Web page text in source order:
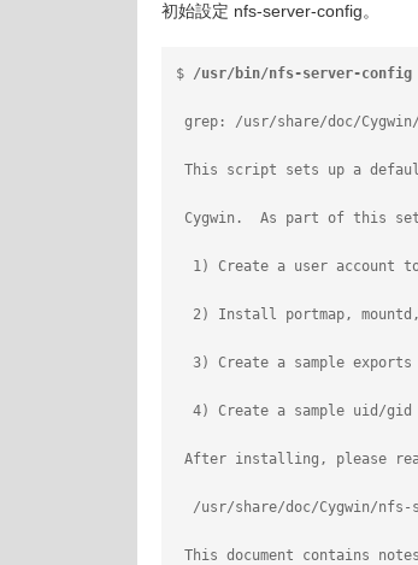
初始設定 nfs-server-config。
$ /usr/bin/nfs-server-config
grep: /usr/share/doc/
This script sets up a
Cygwin.  As part of this
1) Create a user account to
2) Install portmap, mountd,
3) Create a sample
4) Create a sample uid/gid
After installing, please read
/usr/share/doc/Cygwin/nfs-
This document contains